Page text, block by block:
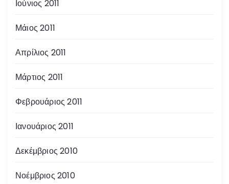
Ιούνιος 2011
Μάιος 2011
Απρίλιος 2011
Μάρτιος 2011
Φεβρουάριος 2011
Ιανουάριος 2011
Δεκέμβριος 2010
Νοέμβριος 2010